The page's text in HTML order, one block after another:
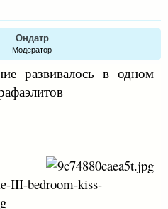
Ондатр
Модератор
развивалось в одном